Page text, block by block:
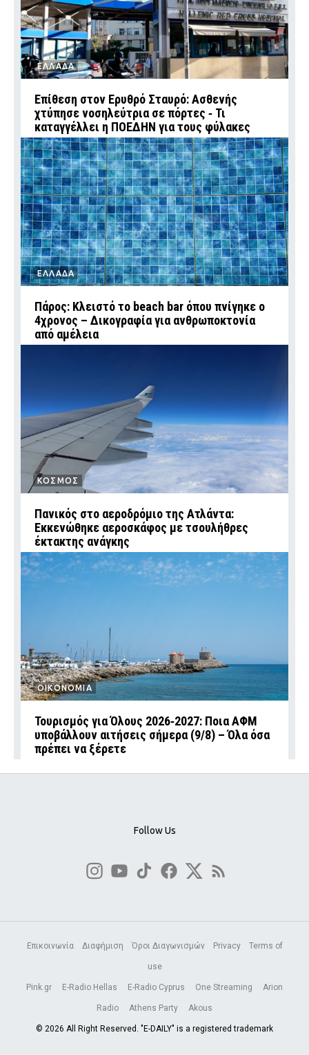
ΕΛΛΑΔΑ
Επίθεση στον Ερυθρό Σταυρό: Ασθενής
χτύπησε νοσηλεύτρια σε πόρτες ‑ Τι
καταγγέλλει η ΠΟΕΔΗΝ για τους φύλακες
ΕΛΛΑΔΑ
Πάρος: Κλειστό το beach bar όπου πνίγηκε ο
4χρονος – Δικογραφία για ανθρωποκτονία
από αμέλεια
ΚΟΣΜΟΣ
Πανικός στο αεροδρόμιο της Ατλάντα:
Εκκενώθηκε αεροσκάφος με τσουλήθρες
έκτακτης ανάγκης
ΟΙΚΟΝΟΜΙΑ
Τουρισμός για Όλους 2026‑2027: Ποια ΑΦΜ
υποβάλλουν αιτήσεις σήμερα (9/8) – Όλα όσα
πρέπει να ξέρετε
Follow Us
Επικοινωνία Διαφήμιση Όροι Διαγωνισμών Privacy Terms of
use
Pink.gr E-Radio Hellas E-Radio Cyprus One Streaming Arion
Radio Athens Party Akous
© 2026 All Right Reserved. "E-DAILY" is a registered trademark